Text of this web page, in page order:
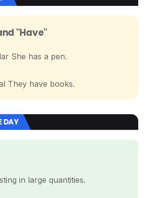
"Have"
She has a pen.
They have books.
DAY
in large quantities.